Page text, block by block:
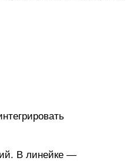
лабораторий. В линейке —